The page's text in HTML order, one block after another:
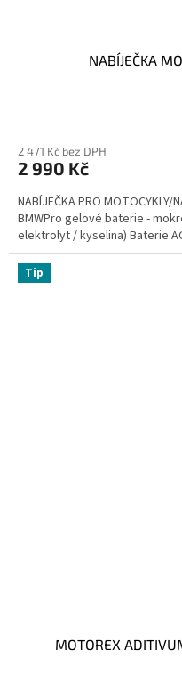
NABÍJEČKA
2 471 Kč bez DPH
2 990 Kč
NABÍJEČKA PRO MOTOCYKLY/
BMWPro gelové baterie -
elektrolyt / kyselina) Baterie
Tip
MOTOREX